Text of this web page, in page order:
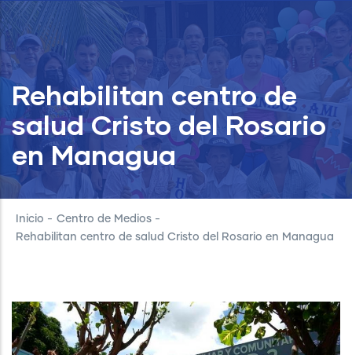
Rehabilitan centro de
salud Cristo del Rosario
en Managua
Inicio - Centro de Medios -
Rehabilitan centro de salud Cristo del Rosario en Managua